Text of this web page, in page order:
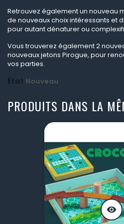
Retrouvez également un nouveau
de nouveaux choix intéressants et
pour autant dénaturer ou
Vous trouverez également 2
nouveaux jetons Pirogue, pour
vos parties.
État Nouveau
PRODUITS DANS LA
visibility